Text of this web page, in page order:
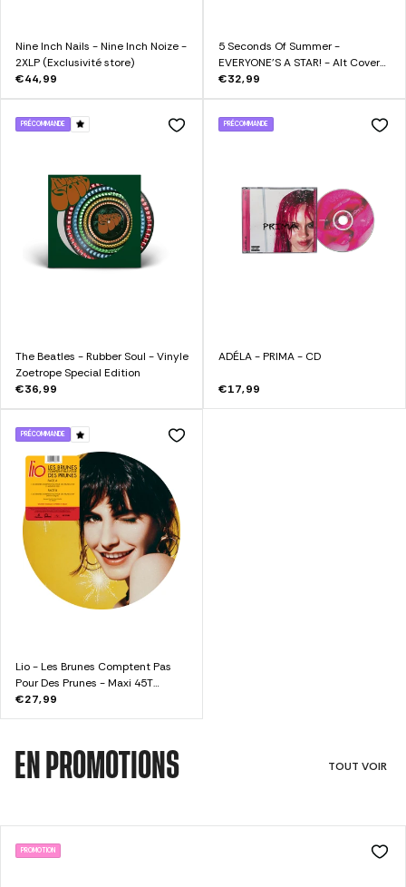
Nine Inch Nails - Nine Inch Noize -
2XLP (Exclusivité store)
€44,99
5 Seconds Of Summer -
EVERYONE'S A STAR! - Alt Cover
Limo Vinyl
€32,99
PRÉCOMMANDE
The Beatles - Rubber Soul - Vinyle
Zoetrope Special Edition
€36,99
PRÉCOMMANDE
ADÉLA - PRIMA - CD
€17,99
PRÉCOMMANDE
Lio - Les Brunes Comptent Pas
Pour Des Prunes - Maxi 45T
Picture Disc Dédicacé
€27,99
EN PROMOTIONS TOUT VOIR
PROMOTION